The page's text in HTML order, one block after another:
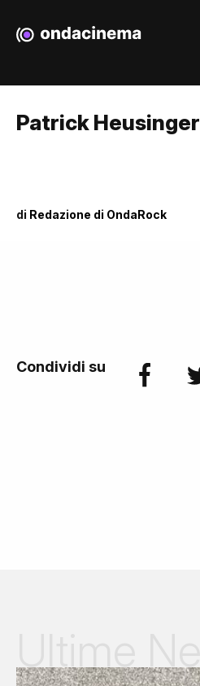
Patrick Heusinger
di Redazione di OndaRock
Condividi su